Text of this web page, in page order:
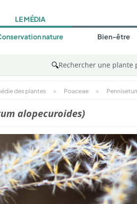
LE MÉDIA
nature Bien-être
🔍Rechercher une plante
des plantes > Poaceae >
alopecuroides)